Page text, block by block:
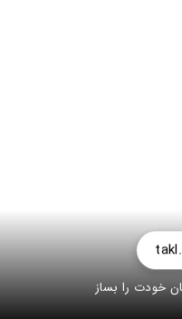
خودت را بساز